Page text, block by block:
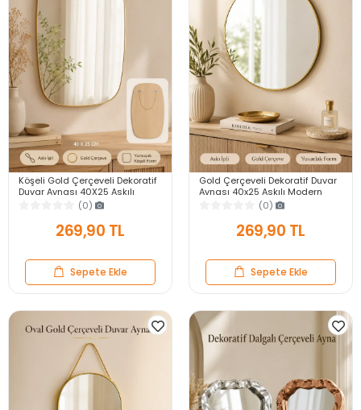
Köşeli Gold Çerçeveli Dekoratif
Duvar Aynası 40X25 Askılı
Modern Salon Antre Banyo
Yatak Odası Ayna
(0)
269,90 TL
Sepete Ekle
Gold Çerçeveli Dekoratif Duvar
Aynası 40x25 Askılı Modern
Salon Antre Banyo Yatak Odası
(0)
269,90 TL
Sepete Ekle